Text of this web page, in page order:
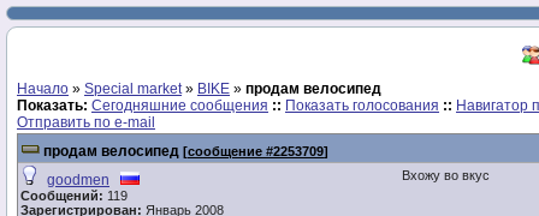
Начало » Special market» BIKE » продам велосипед
Показать: Сегодняшние сообщения :: Показать голосования :: Навигатор
Отправить по e-mail
продам велосипед [сообщение #2253709]
goodmen
Сообщений: 119
Зарегистрирован: Январь 2008
Вхожу во вкус